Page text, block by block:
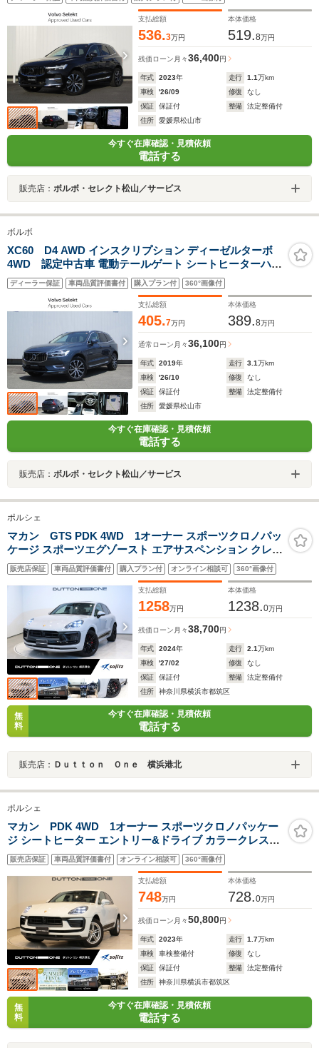
テイメントシステム・360°ビューカメラ・電動パワーテ
ールゲート
支払総額
536.3万円
本体価格
519.8万円
残価ローン 月々36,400円
年式 2023年 走行 1.1万km
車検
'26/09 修復
なし
保証
保証付 整備
法定整備付
住所
愛媛県松山市
今すぐ在庫確認・見積依頼
電話する
販売店： ボルボ・セレクト松山／サービス
ボルボ
XC60 D4 AWD インスクリプション ディーゼルターボ
4WD 認定中古車 電動テールゲート シートヒーターハン
ドルヒーター シートクーラー 全方位カメラ
ディーラー保証 車両品質評価書付 購入プラン付 360°画像付
支払総額
405.7万円
本体価格
389.8万円
通常ローン 月々36,100円
年式 2019年 走行 3.1万km
車検
'26/10 修復
なし
保証
保証付 整備
法定整備付
住所
愛媛県松山市
今すぐ在庫確認・見積依頼
電話する
販売店： ボルボ・セレクト松山／サービス
ポルシェ
マカン GTS PDK 4WD 1オーナー スポーツクロノパッ
ケージ スポーツエグゾースト エアサスペンション クレヨ
ン 14WAYパワーシート シートヒーター シートベンチレ
ーション ベージュインテリア サンルーフ BOSEサウンド
レッドキャリパー
販売店保証 車両品質評価書付 購入プラン付 オンライン相談可 360°画像付
支払総額
1258万円
本体価格
1238.0万円
残価ローン 月々38,700円
年式 2024年 走行 2.1万km
車検
'27/02 修復
なし
保証
保証付 整備
法定整備付
住所
神奈川県横浜市都筑区
無
料
今すぐ在庫確認・見積依頼
電話する
販売店： Ｄｕｔｔｏｎ Ｏｎｅ 横浜港北
ポルシェ
マカン PDK 4WD 1オーナー スポーツクロノパッケー
ジ シートヒーター エントリー&ドライブ カラークレスト
ホイールキャップ サラウンドビューカメラ LEDヘッドラ
イト 純正ナビゲーションシステム ブラックインテリア
販売店保証 車両品質評価書付 オンライン相談可 360°画像付
支払総額
748万円
本体価格
728.0万円
残価ローン 月々50,800円
年式 2023年 走行 1.7万km
車検
車検整備付 修復
なし
保証
保証付 整備
法定整備付
住所
神奈川県横浜市都筑区
無
料
今すぐ在庫確認・見積依頼
電話する